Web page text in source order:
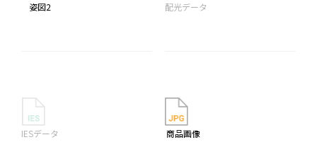
姿図2 配光データ
IESデータ 商品画像